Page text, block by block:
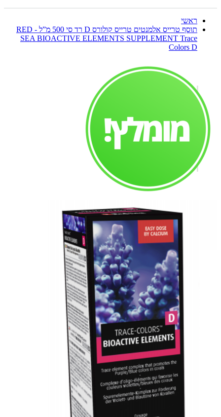
ראשי
תוסף טרייס אלמנטים טרייס קולורס D רד סי 500 מ”ל - RED
SEA BIOACTIVE ELEMENTS SUPPLEMENT Trace
Colors D